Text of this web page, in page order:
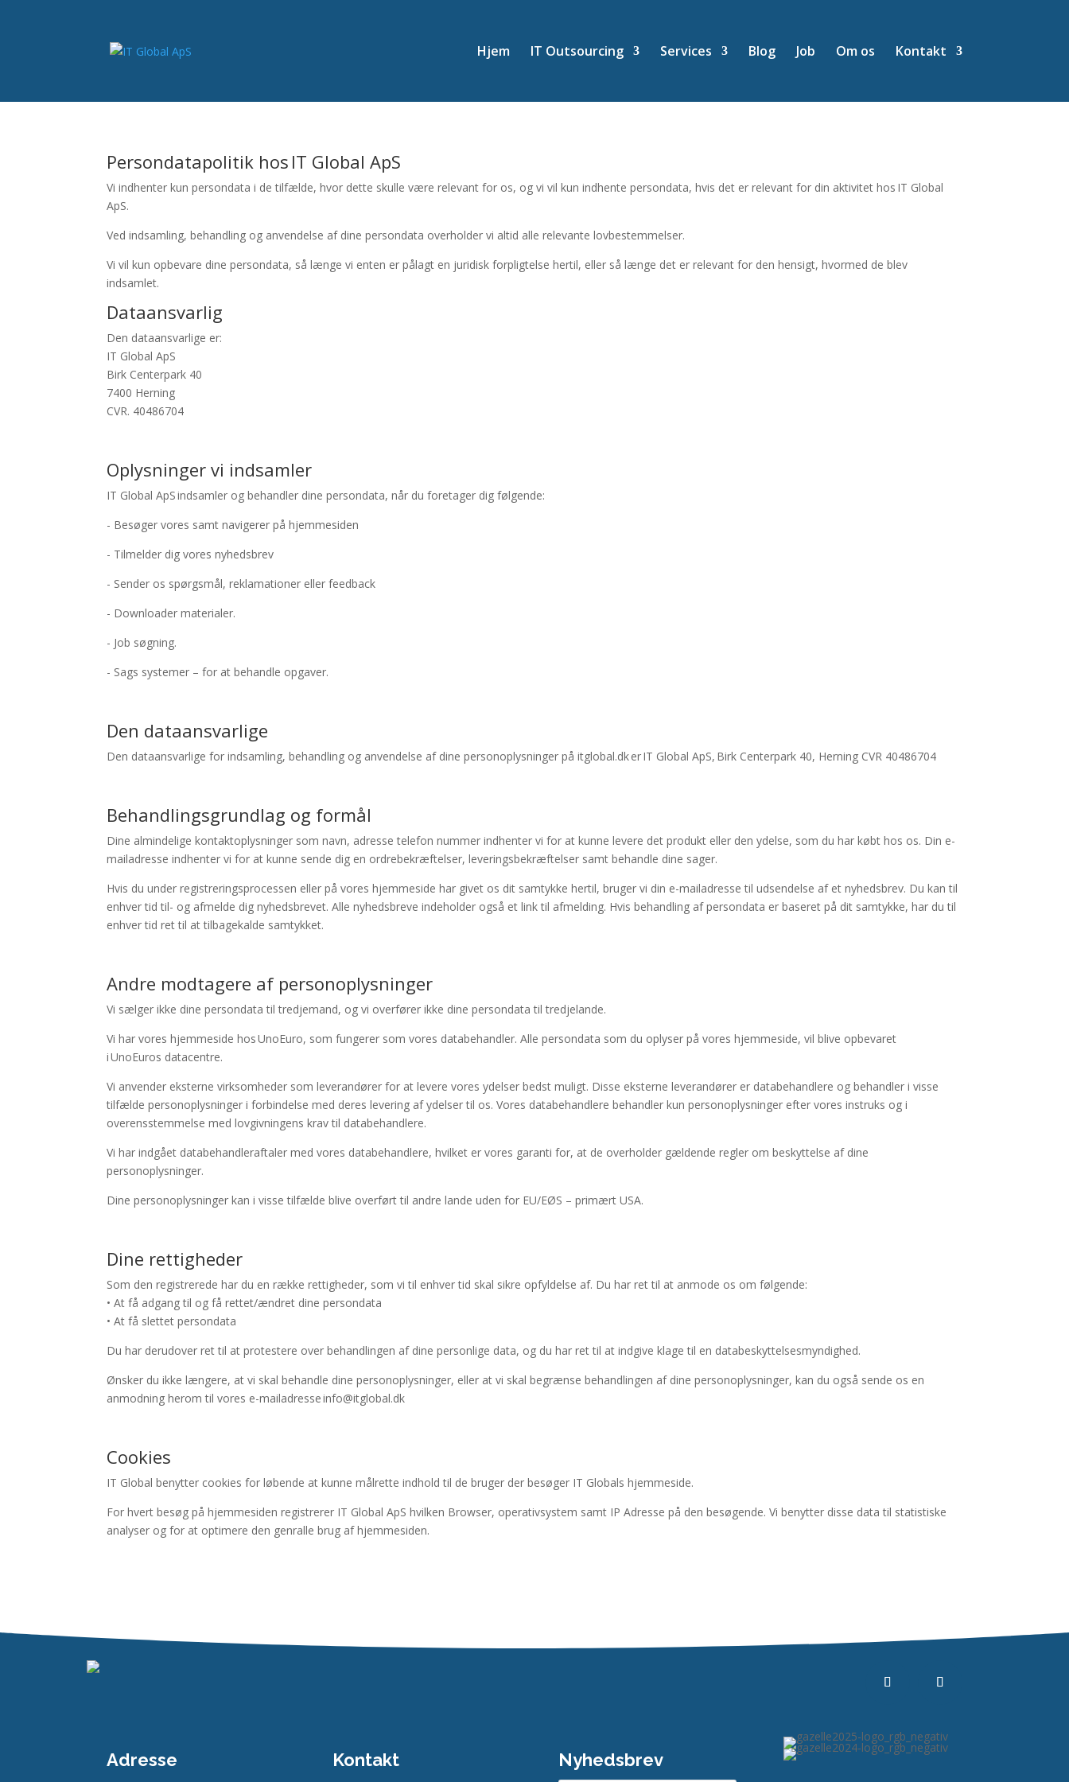
Hjem IT Outsourcing Services Blog Job Om os Kontakt
Persondatapolitik hos IT Global ApS
Vi indhenter kun persondata i de tilfælde, hvor dette skulle være relevant for os, og vi vil kun indhente persondata, hvis det er relevant for din aktivitet hos IT Global
ApS.
Ved indsamling, behandling og anvendelse af dine persondata overholder vi altid alle relevante lovbestemmelser.
Vi vil kun opbevare dine persondata, så længe vi enten er pålagt en juridisk forpligtelse hertil, eller så længe det er relevant for den hensigt, hvormed de blev
indsamlet.
Dataansvarlig
Den dataansvarlige er:
IT Global ApS
Birk Centerpark 40
7400 Herning
CVR. 40486704
Oplysninger vi indsamler
IT Global ApS indsamler og behandler dine persondata, når du foretager dig følgende:
- Besøger vores samt navigerer påhjemmesiden
- Tilmelder dig vores nyhedsbrev
- Sender os spørgsmål, reklamationer eller feedback
- Downloader materialer.
- Job søgning.
- Sags systemer – for at behandle opgaver.
Den dataansvarlige
Den dataansvarlige for indsamling, behandling og anvendelse af dine personoplysninger på itglobal.dk er IT Global ApS, Birk Centerpark 40, Herning CVR 40486704
Behandlingsgrundlag og formål
Dine almindelige kontaktoplysninger som navn, adresse telefon nummer indhenter vi for at kunne levere det produkt eller den ydelse, som du har købt hos os. Din e-
mailadresse indhenter vi for at kunne sende dig en ordrebekræftelser,leveringsbekræftelser samt behandle dine sager.
Hvis du under registreringsprocessen eller på vores hjemmeside har givet os dit samtykke hertil, bruger vi din e-mailadresse til udsendelse af et nyhedsbrev. Du kan til
enhver tid til- og afmelde dig nyhedsbrevet. Alle nyhedsbreve indeholder også et link til afmelding. Hvis behandling af persondata er baseret på dit samtykke, har du til
enhver tid ret til at tilbagekalde samtykket.
Andre modtagere af personoplysninger
Vi sælger ikke dine persondata til tredjemand, og vi overfører ikke dine persondata til tredjelande.
Vi har vores hjemmeside hosUnoEuro, som fungerer som vores databehandler. Alle persondata som du oplyser på voreshjemmeside, vil blive opbevaret
iUnoEuros datacentre.
Vi anvender eksterne virksomheder som leverandører for at levere vores ydelser bedst muligt. Disse eksterne leverandører er databehandlere og behandler i visse
tilfælde personoplysninger i forbindelse med deres levering af ydelser til os. Vores databehandlere behandler kun personoplysninger efter vores instruks og i
overensstemmelse med lovgivningens krav til databehandlere.
Vi har indgået databehandleraftaler med vores databehandlere, hvilket er vores garanti for, at de overholder gældende regler om beskyttelse af dine
personoplysninger.
Dine personoplysninger kan i visse tilfælde blive overført til andre lande uden for EU/EØS – primært USA.
Dine rettigheder
Som den registrerede har du en række rettigheder, som vi til enhver tid skal sikre opfyldelse af. Du har ret til at anmode os om følgende:
• At få adgang til og få rettet/ændret dine persondata
• At få slettet persondata
Du har derudover ret til at protestere over behandlingen af dine personlige data, og du har ret til at indgive klage til en databeskyttelsesmyndighed.
Ønsker du ikke længere, at vi skal behandle dine personoplysninger, eller at vi skal begrænse behandlingen af dine personoplysninger, kan du også sende os en
anmodning herom til vores e-mailadresseinfo@itglobal.dk
Cookies
IT Global benytter cookies for løbende at kunne målrette indhold til de bruger der besøger IT Globals hjemmeside.
For hvert besøg på hjemmesiden registrerer IT Global ApShvilken Browser, operativsystem samt IP Adressepå den besøgende. Vi benytter disse data til statistiske
analyser og for at optimere den genralle brug af hjemmesiden.
Adresse Kontakt Nyhedsbrev